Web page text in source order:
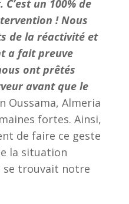
un 100% de
! Nous
de la réactivité et
a fait preuve
ont prêtés
avant que le
Oussama, Almeria
fortes. Ainsi,
de faire ce geste
la situation
se trouvait notre